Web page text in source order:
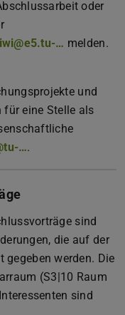
oder
… melden.
und
eine Stelle als
….
sind
die auf der
gegeben werden. Die
(S3|10 Raum
sind